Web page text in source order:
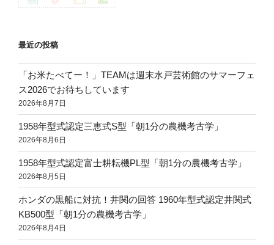
最近の投稿
「お米たべてー！」TEAMは週末水戸芸術館のサマーフェ
ス2026でお待ちしています
2026年8月7日
1958年型式認定三恵式S型「朝1分の農機考古学」
2026年8月6日
1958年型式認定富士耕耘機PL型「朝1分の農機考古学」
2026年8月5日
ホンダの黒船に対抗！井関の回答 1960年型式認定井関式
KB500型「朝1分の農機考古学」
2026年8月4日